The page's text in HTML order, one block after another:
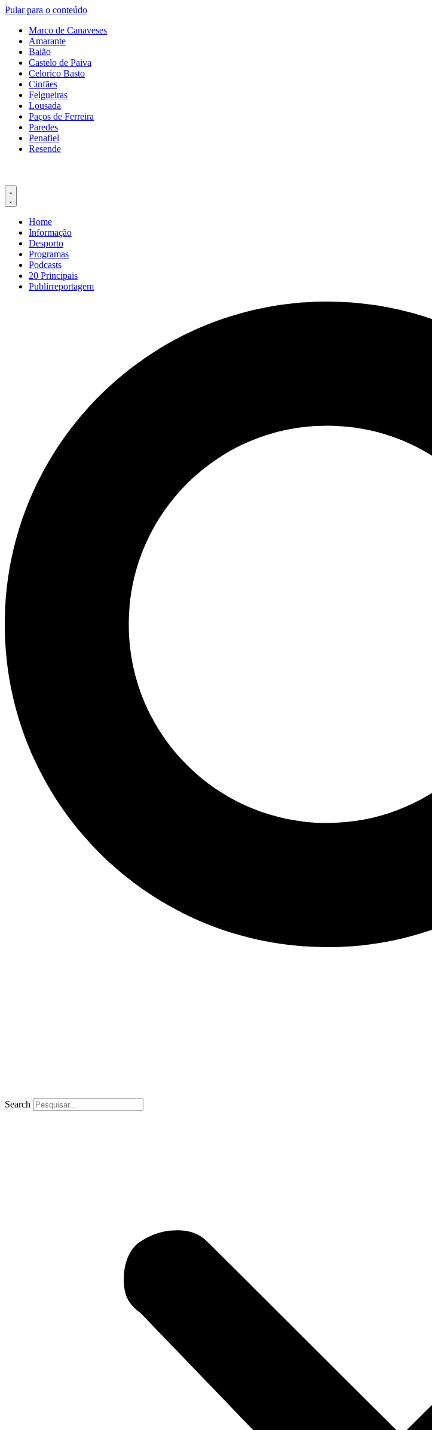
Pular para o conteúdo
Marco de Canaveses
Amarante
Baião
Castelo de Paiva
Celorico Basto
Cinfães
Felgueiras
Lousada
Paços de Ferreira
Paredes
Penafiel
Resende
Home
Informação
Desporto
Programas
Podcasts
20 Principais
Publirreportagem
Search